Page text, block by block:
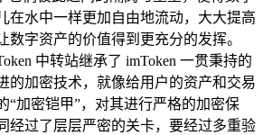
在水中一样更加自由地流动，大大提高
数字资产的价值得到更充分的发挥。
中转站继承了 imToken 一贯秉持的
的加密技术，就像给用户的资产和交易
“加密铠甲”，对其进行严格的加密保
经过了层层严密的关卡，要经过多重验